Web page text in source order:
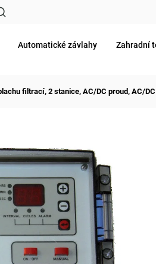
Automatické závlahy Zahradní
filtrací, 2 stanice, AC/DC proud, AC/